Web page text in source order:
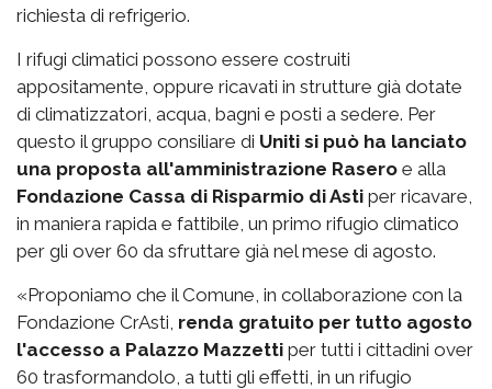
richiesta di refrigerio.
I rifugi climatici possono essere costruiti
appositamente, oppure ricavati in strutture già dotate
di climatizzatori, acqua, bagni e posti a sedere. Per
questo il gruppo consiliare di Uniti si può ha lanciato
una proposta all'amministrazione Rasero e alla
Fondazione Cassa di Risparmio di Asti per ricavare,
in maniera rapida e fattibile, un primo rifugio climatico
per gli over 60 da sfruttare già nel mese di agosto.
«Proponiamo che il Comune, in collaborazione con la
Fondazione CrAsti, renda gratuito per tutto agosto
l'accesso a Palazzo Mazzetti per tutti i cittadini over
60 trasformandolo, a tutti gli effetti, in un rifugio